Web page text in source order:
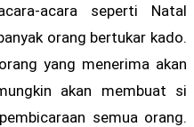
acara seperti Natal
orang bertukar kado.
yang menerima akan
akan membuat si
semua orang.